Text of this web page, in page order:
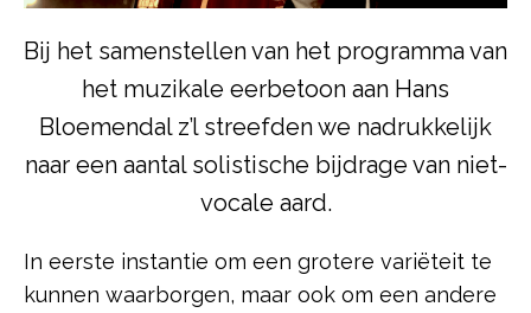
Bij het samenstellen van het programma van
het muzikale eerbetoon aan Hans
Bloemendal z’l streefden we nadrukkelijk
naar een aantal solistische bijdrage van niet-
vocale aard.
In eerste instantie om een grotere variëteit te
kunnen waarborgen, maar ook om een andere